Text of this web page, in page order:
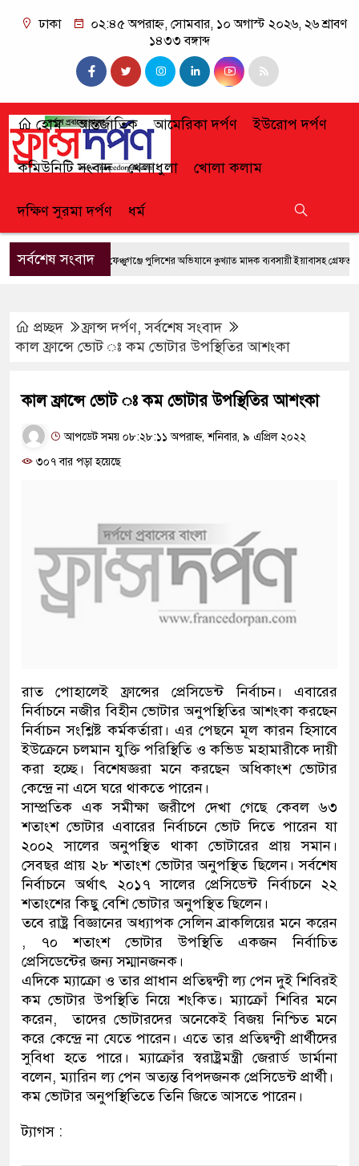
ঢাকা
০২:৪৫ অপরাহ্ন, সোমবার, ১০ অগাস্ট ২০২৬, ২৬ শ্রাবণ
১৪৩৩ বঙ্গাব্দ
হোম আন্তর্জাতিক আমেরিকা দর্পণ ইউরোপ দর্পণ
কমিউনিটি সংবাদ খেলাধুলা খোলা কলাম
দক্ষিণ সুরমা দর্পণ ধর্ম
সর্বশেষ সংবাদফেঞ্চুগঞ্জে পুলিশের অভিযানে কুখ্যাত মাদক ব্যবসায়ী ইয়াবাসহ গ্রেফতার
প্রচ্ছদ ফ্রান্স দর্পণ,সর্বশেষ সংবাদ
কাল ফ্রান্সে ভোট ঃ কম ভোটার উপস্থিতির আশংকা
কাল ফ্রান্সে ভোট ঃ কম ভোটার উপস্থিতির আশংকা
আপডেট সময় ০৮:২৮:১১ অপরাহ্ন, শনিবার, ৯ এপ্রিল ২০২২
৩০৭ বার পড়া হয়েছে
রাত পোহালেই ফ্রান্সের প্রেসিডেন্ট নির্বাচন। এবারের
নির্বাচনে নজীর বিহীন ভোটার অনুপস্থিতির আশংকা করছেন
নির্বাচন সংশ্লিষ্ট কর্মকর্তারা। এর পেছনে মূল কারন হিসাবে
ইউক্রেনে চলমান যুক্তি পরিস্থিতি ও কভিড মহামারীকে দায়ী
করা হচ্ছে। বিশেষজ্ঞরা মনে করছেন অধিকাংশ ভোটার
কেন্দ্রে না এসে ঘরে থাকতে পারেন।
সাম্প্রতিক এক সমীক্ষা জরীপে দেখা গেছে কেবল ৬৩
শতাংশ ভোটার এবারের নির্বাচনে ভোট দিতে পারেন যা
২০০২ সালের অনুপস্থিত থাকা ভোটারের প্রায় সমান।
সেবছর প্রায় ২৮ শতাংশ ভোটার অনুপস্থিত ছিলেন। সর্বশেষ
নির্বাচনে অর্থাৎ ২০১৭ সালের প্রেসিডেন্ট নির্বাচনে ২২
শতাংশের কিছু বেশি ভোটার অনুপস্থিত ছিলেন।
তবে রাষ্ট্র বিজ্ঞানের অধ্যাপক সেলিন ব্রাকলিয়ের মনে করেন
, ৭০ শতাংশ ভোটার উপস্থিতি একজন নির্বাচিত
প্রেসিডেন্টের জন্য সম্মানজনক।
এদিকে ম্যাক্রো ও তার প্রাধান প্রতিদ্বন্দ্বী ল্য পেন দুই শিবিরই
কম ভোটার উপস্থিতি নিয়ে শংকিত। ম্যাক্রোঁ শিবির মনে
করেন, তাদের ভোটারদের অনেকেই বিজয় নিশ্চিত মনে
করে কেন্দ্রে না যেতে পারেন। এতে তার প্রতিদ্বন্দ্বী প্রার্থীদের
সুবিধা হতে পারে। ম্যাক্রোঁর স্বরাষ্ট্রমন্ত্রী জেরার্ড ডার্মানা
বলেন, ম্যারিন ল্য পেন অত্যন্ত বিপদজনক প্রেসিডেন্ট প্রার্থী।
কম ভোটার অনুপস্থিতিতে তিনি জিতে আসতে পারেন।
ট্যাগস :